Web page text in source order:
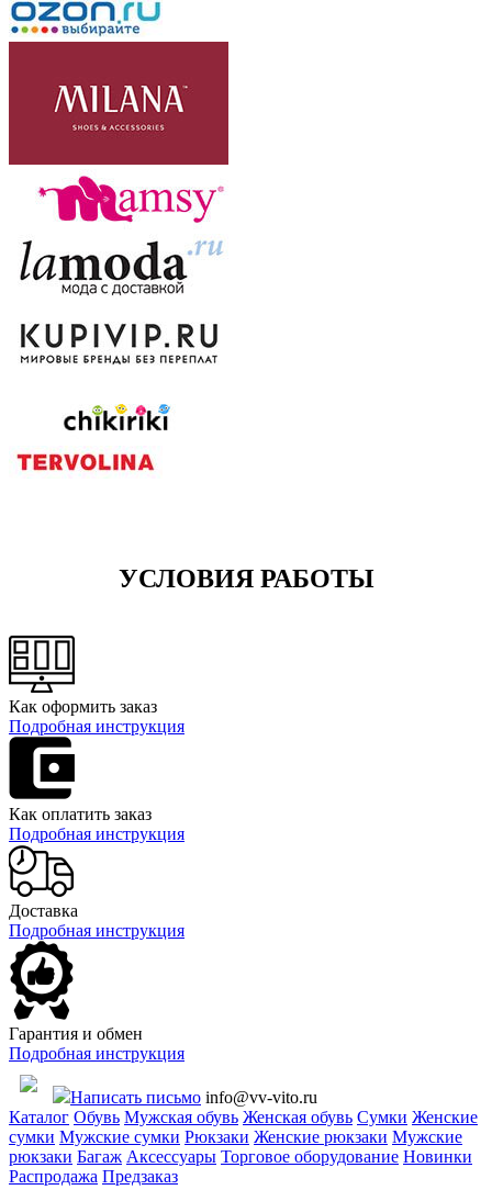
УСЛОВИЯ РАБОТЫ
Как оформить заказ
Подробная инструкция
Как оплатить заказ
Подробная инструкция
Доставка
Подробная инструкция
Гарантия и обмен
Подробная инструкция
Написать письмо info@vv-vito.ru
Каталог Обувь Мужская обувь Женская обувь Сумки Женские
сумки Мужские сумки Рюкзаки Женские рюкзаки Мужские
рюкзаки Багаж Аксессуары Торговое оборудование Новинки
Распродажа Предзаказ